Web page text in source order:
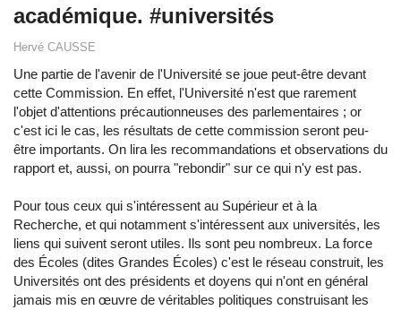
académique. #universités
Hervé CAUSSE
Une partie de l'avenir de l'Université se joue peut-être devant
cette Commission. En effet, l'Université n'est que rarement
l'objet d'attentions précautionneuses des parlementaires ; or
c'est ici le cas, les résultats de cette commission seront peu-
être importants. On lira les recommandations et observations du
rapport et, aussi, on pourra "rebondir" sur ce qui n'y est pas.
Pour tous ceux qui s'intéressent au Supérieur et à la
Recherche, et qui notamment s'intéressent aux universités, les
liens qui suivent seront utiles. Ils sont peu nombreux. La force
des Écoles (dites Grandes Écoles) c'est le réseau construit, les
Universités ont des présidents et doyens qui n'ont en général
jamais mis en œuvre de véritables politiques construisant les